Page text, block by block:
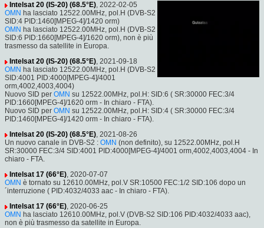
Intelsat 20 (IS-20) (68.5°E), 2022-02-05
OMN ha lasciato 12522.00MHz, pol.H (DVB-S2
SID:4 PID:1460[MPEG-4]/1420 orm)
OMN ha lasciato 12522.00MHz, pol.H (DVB-S2
SID:6 PID:1660[MPEG-4]/1620 orm), non è più
trasmesso da satellite in Europa.
Intelsat 20 (IS-20) (68.5°E), 2021-09-18
OMN ha lasciato 12522.00MHz, pol.H (DVB-S2
SID:4001 PID:4000[MPEG-4]/4001
orm,4002,4003,4004)
Nuovo SID per OMN su 12522.00MHz, pol.H: SID:6 ( SR:30000 FEC:3/4
PID:1660[MPEG-4]/1620 orm - In chiaro - FTA).
Nuovo SID per OMN su 12522.00MHz, pol.H: SID:4 ( SR:30000 FEC:3/4
PID:1460[MPEG-4]/1420 orm - In chiaro - FTA).
Intelsat 20 (IS-20) (68.5°E), 2021-08-26
Un nuovo canale in DVB-S2 : OMN (non definito), su 12522.00MHz, pol.H
SR:30000 FEC:3/4 SID:4001 PID:4000[MPEG-4]/4001 orm,4002,4003,4004 - In
chiaro - FTA.
Intelsat 17 (66°E), 2020-07-07
OMN è tornato su 12610.00MHz, pol.V SR:10500 FEC:1/2 SID:106 dopo un
´interruzione ( PID:4032/4033 aac - In chiaro - FTA).
Intelsat 17 (66°E), 2020-06-25
OMN ha lasciato 12610.00MHz, pol.V (DVB-S2 SID:106 PID:4032/4033 aac),
non è più trasmesso da satellite in Europa.